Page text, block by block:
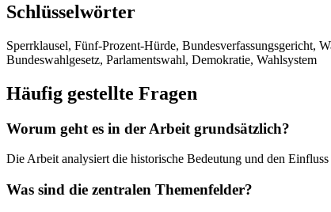
Schlüsselwörter
Sperrklausel, Fünf-Prozent-Hürde, Bundesverfassungsgericht,
Bundeswahlgesetz, Parlamentswahl, Demokratie, Wahlsystem
Häufig gestellte Fragen
Worum geht es in der Arbeit grundsätzlich?
Die Arbeit analysiert die historische Bedeutung und den
Was sind die zentralen Themenfelder?